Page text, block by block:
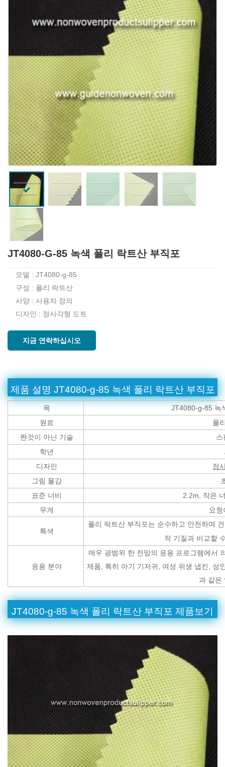
JT4080-G-85 녹색 폴리 락트산 부직포
모델 : JT4080-g-85
구성 : 폴리 락트산
사양 : 사용자 정의
디자인 : 정사각형 도트
지금 연락하십시오
제품 설명 JT4080-g-85 녹색 폴리 락트산 부직포
목
JT4080-g-85 녹
원료
폴
짠것이 아닌 기술
스
학년
디자인
정
그림 물감
표준 너비
2.2m, 작은
무게
요
특색
폴리 락트산 부직포는 순수하고 안전하며
적 기질과 비교할
응용 분야
매우 광범위 한 전망의 응용 프로그램에서
제품, 특히 아기 기저귀, 여성 위생 냅킨, 성
과 같은
JT4080-g-85 녹색 폴리 락트산 부직포 제품보기